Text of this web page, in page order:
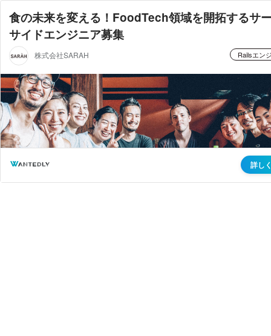
食の未来を変える！FoodTech領域を開拓するサ
サイドエンジニア募集
株式会社SARAH Railsエン
詳し